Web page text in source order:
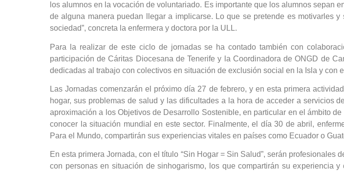
los alumnos en la vocación de voluntariado. Es importante que los alumnos sepan
de alguna manera puedan llegar a implicarse. Lo que se pretende es motivarles
sociedad”, concreta la enfermera y doctora por la ULL.
Para la realizar de este ciclo de jornadas se ha contado también con
participación de Cáritas Diocesana de Tenerife y la Coordinadora de ONGD de
dedicadas al trabajo con colectivos en situación de exclusión social en la Isla y
Las Jornadas comenzarán el próximo día 27 de febrero, y en esta primera
hogar, sus problemas de salud y las dificultades a la hora de acceder a servicios
aproximación a los Objetivos de Desarrollo Sostenible, en particular en el ámbito
conocer la situación mundial en este sector. Finalmente, el día 30 de abril,
Para el Mundo, compartirán sus experiencias vitales en países como Ecuador o
En esta primera Jornada, con el título “Sin Hogar = Sin Salud”, serán
con personas en situación de sinhogarismo, los que compartirán su experiencia